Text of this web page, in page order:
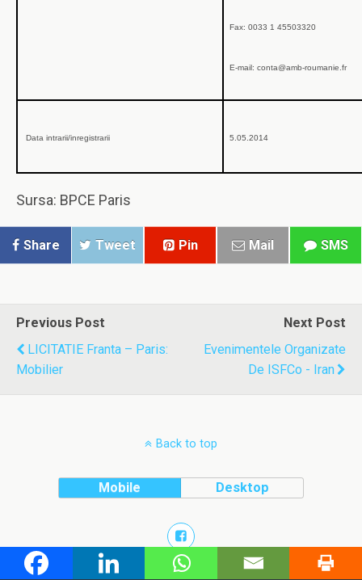
Fax: 0033 1 45503320
E-mail: conta@amb-roumanie.fr
Data intrarii/inregistrarii 5.05.2014
Sursa: BPCE Paris
Share Tweet Pin Mail SMS
Previous Post
LICITATIE Franta – Paris:
Mobilier
Next Post
Evenimentele Organizate
De ISFCo - Iran
Back to top
Mobile Desktop